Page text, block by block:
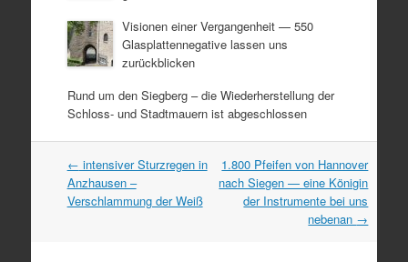
Visionen einer Vergangenheit — 550
Glasplattennegative lassen uns
zurückblicken
Rund um den Siegberg – die Wiederherstellung der
Schloss- und Stadtmauern ist abgeschlossen
Artikel
Navigation
← intensiver Sturzregen in
Anzhausen –
Verschlammung der Weiß
1.800 Pfeifen von Hannover
nach Siegen — eine Königin
der Instrumente bei uns
nebenan →